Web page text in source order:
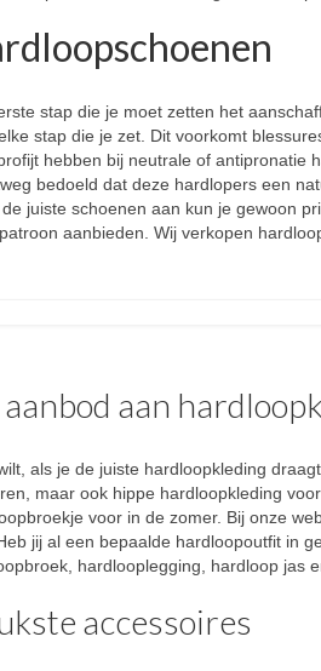
stap die je moet zetten het
stap die je zet. Dit voorkomt
hebben bij neutrale of
bedoeld dat deze hardlopers een
juiste schoenen aan kun je gewoon
aanbieden. Wij verkopen
aan
als je de juiste hardloopkleding
maar ook hippe hardloopkleding
voor in de zomer. Bij onze
jij al een bepaalde hardloopoutfit in
hardlooplegging, hardloop jas
accessoires